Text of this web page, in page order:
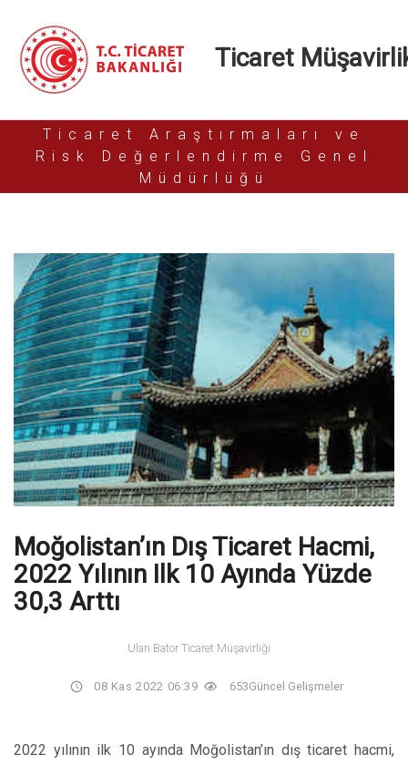
Ticaret
Ticaret Araştırmaları ve
Risk Değerlendirme Genel
Müdürlüğü
Moğolistan’ın Dış Ticaret Hacmi,
2022 Yılının Ilk 10 Ayında Yüzde
30,3 Arttı
Ulan Bator Ticaret Müşavirliği
08 Kas 2022 06:39 653Güncel Gelişmeler
2022 yılının ilk 10 ayında Moğolistan’ın dış ticaret hacmi,